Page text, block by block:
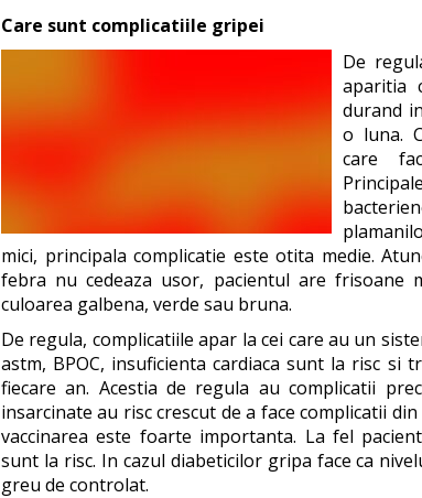
Care sunt complicatiile gripei
De
aparitia
durand
o luna.
care
mici, principala complicatie este otita medie.
febra nu cedeaza usor, pacientul are frisoane
culoarea galbena, verde sau bruna.
De regula, complicatiile apar la cei care au un
astm, BPOC, insuficienta cardiaca sunt la risc si
fiecare an. Acestia de regula au complicatii
insarcinate au risc crescut de a face complicatii
vaccinarea este foarte importanta. La fel
sunt la risc. In cazul diabeticilor gripa face ca
greu de controlat.